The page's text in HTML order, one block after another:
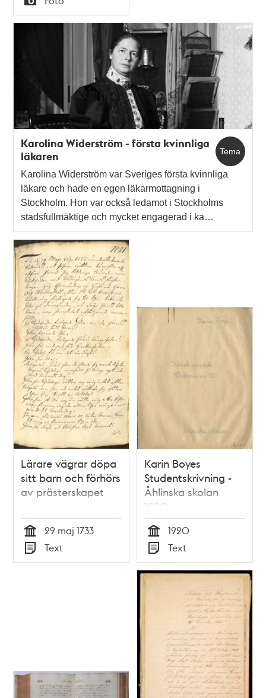
Typ
Tema
Karolina Widerström - första kvinnliga
läkaren
Karolina Widerström var Sveriges första kvinnliga
läkare och hade en egen läkarmottagning i
Stockholm. Hon var också ledamot i Stockholms
stadsfullmäktige och mycket engagerad i ka…
Lärare vägrar döpa
sitt barn och förhörs
av prästerskapet
Tid
29 maj 1733
Typ
Text
Karin Boyes
Studentskrivning -
Åhlinska skolan
1920
Tid
1920
Typ
Text